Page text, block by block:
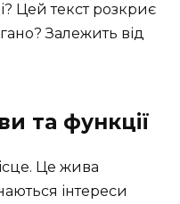
Цей текст розкриє
Залежить від
та функції
Це жива
інтереси